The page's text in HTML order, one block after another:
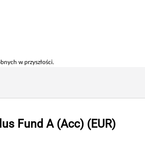
w przyszłości.
Fund A (Acc) (EUR)